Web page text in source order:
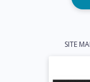
SITE